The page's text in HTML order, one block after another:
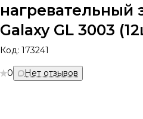
нагревательный
Galaxy GL 3003
Код:173241
0 Нет отзывов